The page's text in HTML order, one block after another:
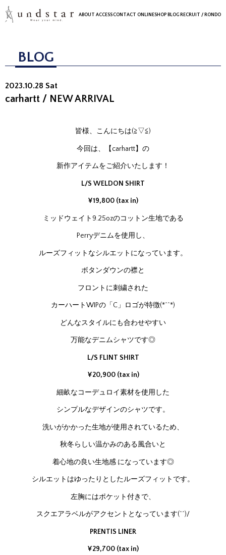
ABOUT ACCESSCONTACT ONLINESHOP BLOG RECRUIT / RONDO
BLOG
2023.10.28 Sat
carhartt / NEW ARRIVAL
皆様、こんにちは(≧▽≦)
今回は、【carhartt】の
新作アイテムをご紹介いたします！
L/S WELDON SHIRT
¥19,800 (tax in)
ミッドウェイト9.25ozのコットン生地である
Perryデニムを使用し、
ルーズフィットなシルエットになっています。
ボタンダウンの襟と
フロントに刺繍された
カーハートWIPの「C」ロゴが特徴(*^^*)
どんなスタイルにも合わせやすい
万能なデニムシャツです◎
L/S FLINT SHIRT
¥20,900 (tax in)
細畝なコーデュロイ素材を使用した
シンプルなデザインのシャツです。
洗いがかかった生地が使用されているため、
秋冬らしい温かみのある風合いと
着心地の良い生地感 になっています◎
シルエットはゆったりとしたルーズフィットです。
左胸にはポケット付きで、
スクエアラベルがアクセントとなっています(^^)/
PRENTIS LINER
¥29,700 (tax in)